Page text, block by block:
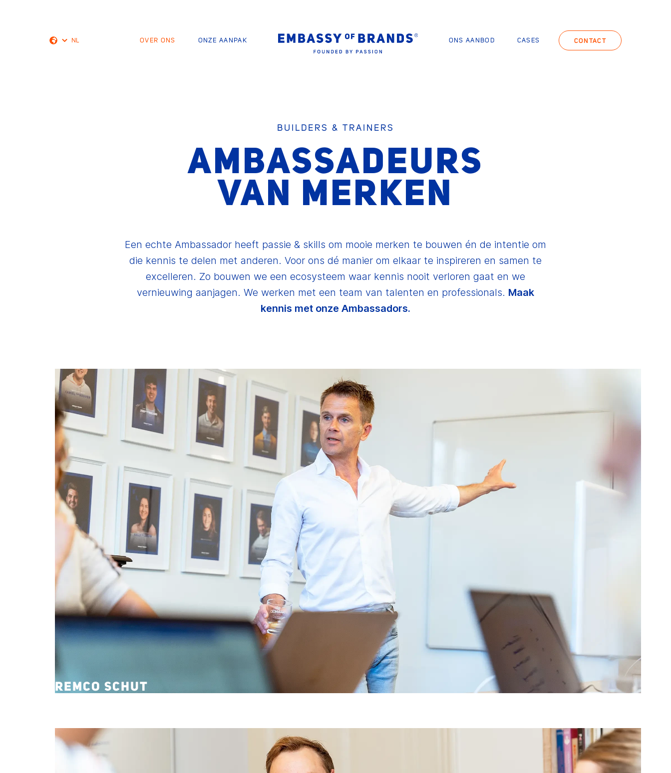
NL
OVER ONS ONZE AANPAK ONS AANBOD CASES CONTACT
BUILDERS & TRAINERS
AMBASSADEURS
VAN MERKEN
Een echte Ambassador heeft passie & skills om mooie merken te bouwen én de intentie om
die kennis te delen met anderen. Voor ons dé manier om elkaar te inspireren en samen te
excelleren. Zo bouwen we een ecosysteem waar kennis nooit verloren gaat en we
vernieuwing aanjagen. We werken met een team van talenten en professionals. Maak
kennis met onze Ambassadors.
REMCO SCHUT